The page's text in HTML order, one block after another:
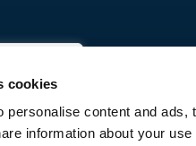
cookies
personalise content and
information about your
di